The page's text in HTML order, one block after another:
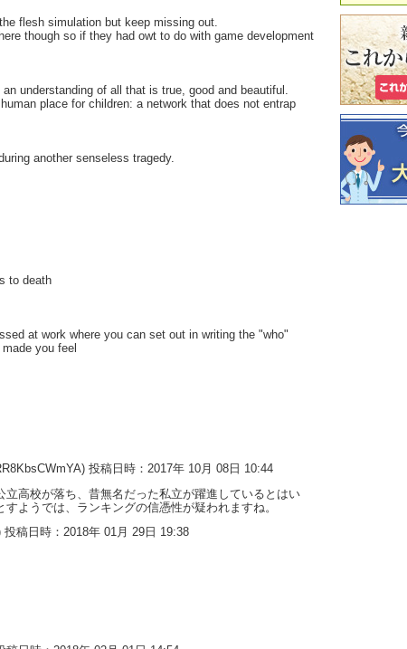
flesh simulation but keep missing out.
though so if they had owt to do with game development
understanding of all that is true, good and beautiful.
place for children: a network that does not entrap
another senseless tragedy.
to death
at work where you can set out in writing the "who"
you feel
投稿日時：2017年 10月 08日 10:44
高校が落ち、昔無名だった私立が躍進しているとはい
ようでは、ランキングの信憑性が疑われますね。
稿日時：2018年 01月 29日 19:38